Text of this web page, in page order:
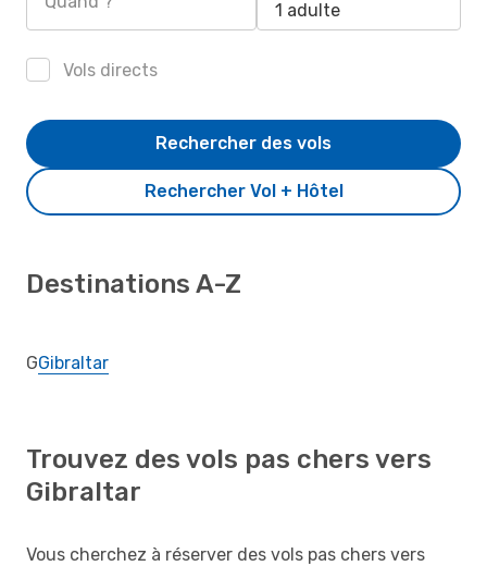
1 adulte
Vols directs
Rechercher Vol + Hôtel
Rechercher des vols
Destinations A-Z
GGibraltar
Trouvez des vols pas chers vers
Gibraltar
Vous cherchez à réserver des vols pas chers vers